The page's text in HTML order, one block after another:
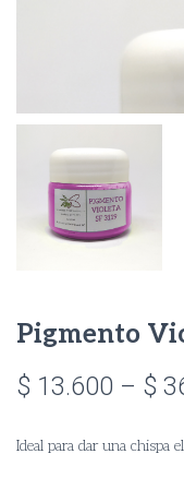
Pigmento
$ 13.600 – $
Ideal para dar una chispa